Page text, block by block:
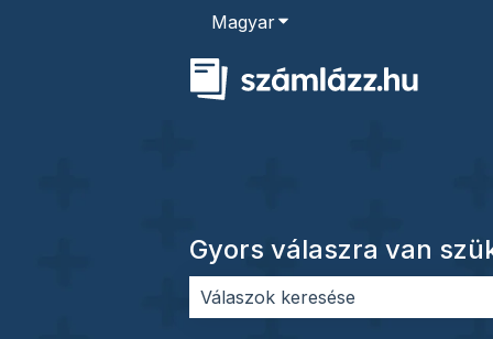
MagyarAlmenü megjelenítése
Gyors válaszra van